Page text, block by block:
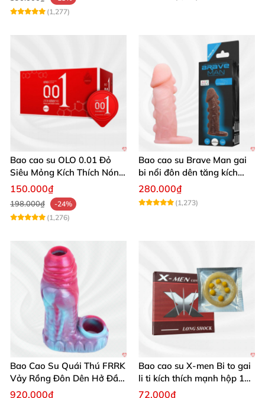
(1,277)
Bao cao su OLO 0.01 Đỏ
Siêu Mỏng Kích Thích Nóng
Ấm Hộp 10
150.000₫
198.000₫
-24%
(1,276)
Bao cao su Brave Man gai
bi nổi đôn dên tăng kích
thước siêu nhạy
280.000₫
(1,273)
Bao Cao Su Quái Thú FRRK
Vảy Rồng Đôn Dên Hở Đầu
Kích Thích
920.000₫
Bao cao su X-men Bi to gai
li ti kích thích mạnh hộp 1
cái
72.000₫